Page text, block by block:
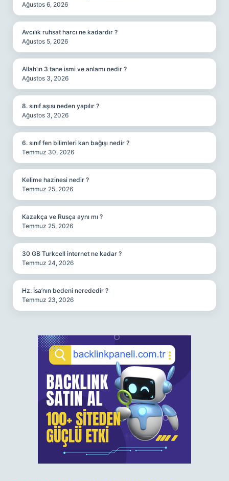
Ağustos 6, 2026
Avcılık ruhsat harcı ne kadardır ?
Ağustos 5, 2026
Allah’ın 3 tane ismi ve anlamı nedir ?
Ağustos 3, 2026
8. sınıf aşısı neden yapılır ?
Ağustos 3, 2026
6. sınıf fen bilimleri kan bağışı nedir ?
Temmuz 30, 2026
Kelime hazinesi nedir ?
Temmuz 25, 2026
Kazakça ve Rusça aynı mı ?
Temmuz 25, 2026
30 GB Turkcell internet ne kadar ?
Temmuz 24, 2026
Hz. İsa’nın bedeni nerededir ?
Temmuz 23, 2026